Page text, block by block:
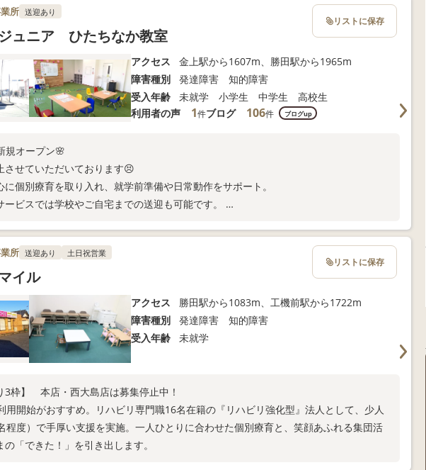
所 送迎あり
ュニア ひたちなか教室
アクセス
金上駅から1607m、勝田駅から1965m
障害種別
発達障害 知的障害
受入年齢
未就学 小学生 中学生 高校生
利用者の声
1件ブログ 106件 ブログup
規オープン🌸
させていただいております😣
に個別療育を取り入れ、就学前準備や日常動作をサポート。
ービスでは学校やご自宅までの送迎も可能です。
リストに保存
所 送迎あり 土日祝営業
イル
アクセス
勝田駅から1083m、工機前駅から1722m
障害種別
発達障害 知的障害
受入年齢
未就学
3枠】 本店・西大島店は募集停止中！
用開始がおすすめ。リハビリ専門職16名在籍の『リハビリ強化型』法人として、少人
程度）で手厚い支援を実施。一人ひとりに合わせた個別療育と、笑顔あふれる集団活
「できた！」を引き出します。
リストに保存